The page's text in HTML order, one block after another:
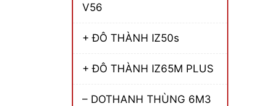
V56
+ ĐÔ THÀNH IZ50s
+ ĐÔ THÀNH IZ65M PLUS
– DOTHANH THÙNG 6M3